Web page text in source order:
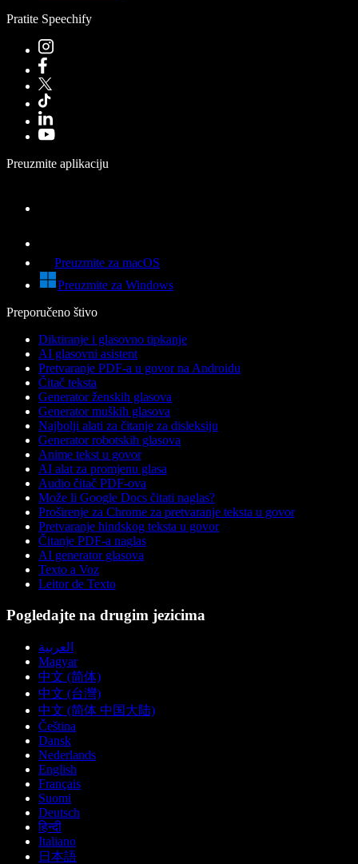
Pratite Speechify
Preuzmite aplikaciju
Preuzmite za macOS
Preuzmite za Windows
Preporučeno štivo
Diktiranje i glasovno tipkanje
AI glasovni asistent
Pretvaranje PDF-a u govor na Androidu
Čitač teksta
Generator ženskih glasova
Generator muških glasova
Najbolji alati za čitanje za disleksiju
Generator robotskih glasova
Anime tekst u govor
AI alat za promjenu glasa
Audio čitač PDF-ova
Može li Google Docs čitati naglas?
Proširenje za Chrome za pretvaranje teksta u govor
Pretvaranje hindskog teksta u govor
Čitanje PDF-a naglas
AI generator glasova
Texto a Voz
Leitor de Texto
Pogledajte na drugim jezicima
العربية
Magyar
中文 (简体)
中文 (台灣)
中文 (简体 中国大陆)
Čeština
Dansk
Nederlands
English
Français
Suomi
Deutsch
हिन्दी
Italiano
日本語